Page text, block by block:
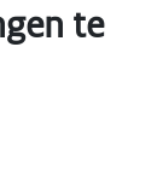
te